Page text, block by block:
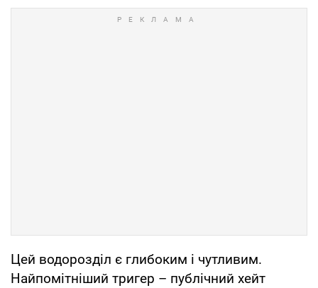
Цей водорозділ є глибоким і чутливим.
Найпомітніший тригер – публічний хейт